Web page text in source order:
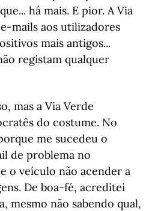
há mais. E pior. A Via
mails aos utilizadores
mais antigos...
registam qualquer
mas a Via Verde
do costume. No
me sucedeu o
de problema no
o veículo não acender a
De boa-fé, acreditei
mesmo não sabendo qual,